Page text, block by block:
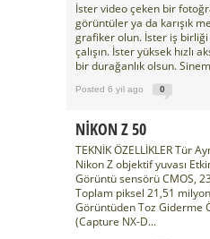
İster video çeken bir
görüntüler ya da karışık
grafiker olun. İster iş birliği
çalışın. İster yüksek hızlı
bir durağanlık olsun.
Posted 6 yıl ago 0
NİKON Z 50
TEKNİK ÖZELLİKLER Tür
Nikon Z objektif yuvası
Görüntü sensörü CMOS,
Toplam piksel 21,51
Görüntüden Toz Giderme
(Capture NX-D...